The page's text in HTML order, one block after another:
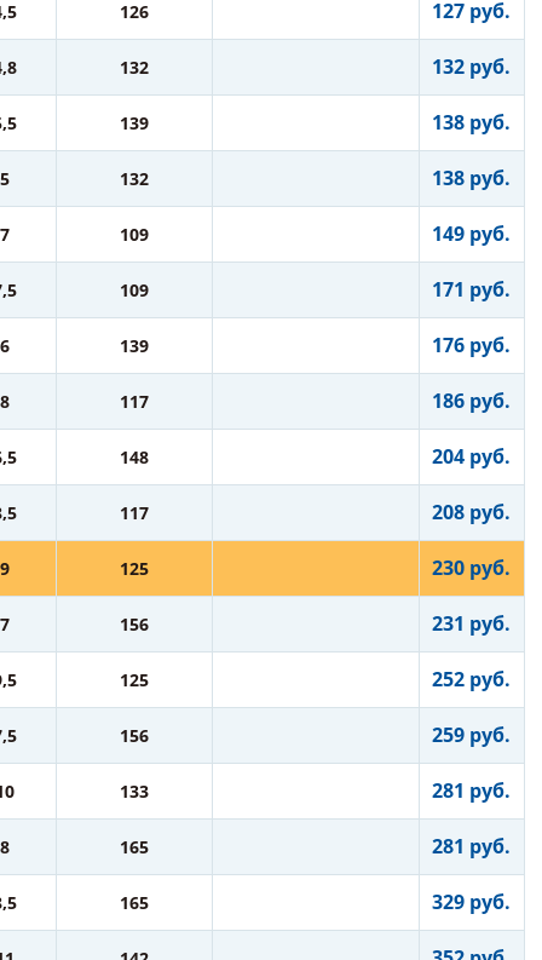
126 127 руб.
132 132 руб.
139 138 руб.
5 132 138 руб.
7 109 149 руб.
109 171 руб.
6 139 176 руб.
8 117 186 руб.
148 204 руб.
117 208 руб.
9 125 230 руб.
7 156 231 руб.
125 252 руб.
156 259 руб.
133 281 руб.
8 165 281 руб.
165 329 руб.